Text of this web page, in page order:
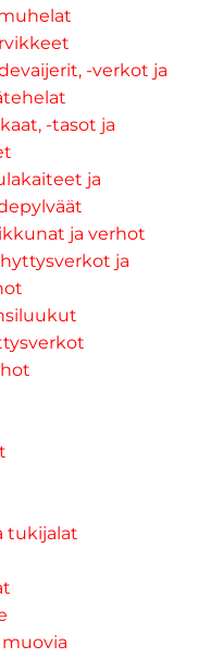
-verkot ja
-tasot ja
ja
ja verhot
ja
tukijalat
muovia